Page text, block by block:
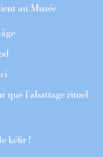
au Musée
que l’abattage rituel
kéfir !